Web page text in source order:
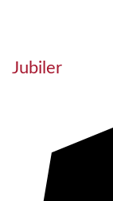
Jubiler